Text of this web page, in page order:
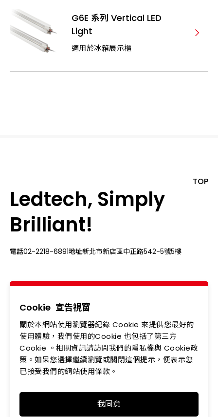
G6E 系列 Vertical LED
Light
適用於冰箱展示櫃
Ledtech, Simply
Brilliant!
電話02-2218-6891地址新北市新店區中正路542-5號5樓
TOP
關於我們
最新消息
產品專區
投資人專區
企業永續
會員中心
聯絡我們
人力資源
隱私權政策
Cookie 宣告視窗
關於本網站使用瀏覽器紀錄 Cookie 來提供您最好的
使用體驗，我們使用的Cookie 也包括了第三方
Cookie 。相關資訊請訪問我們的隱私權與 Cookie政
策。如果您選擇繼續瀏覽或關閉這個提示，便表示您
已接受我們的網站使用條款。
我同意